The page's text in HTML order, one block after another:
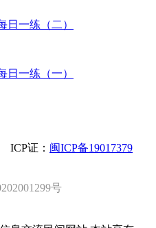
日一练（二）
日一练（一）
ICP证： 闽ICP备19017379
号